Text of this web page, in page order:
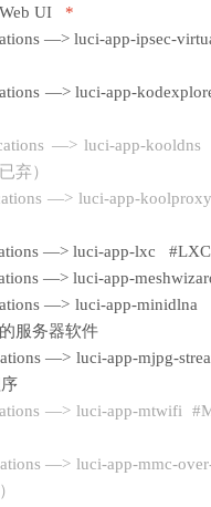
UI *
—> luci-app-ipsec-
—> luci-app-
—> luci-app-
弃）
—> luci-app-
—> luci-app-lxc
—> luci-app-
—> luci-app-minidlna
服务器软件
—> luci-app-mjpg-
—> luci-app-mtwifi
—> luci-app-mmc-